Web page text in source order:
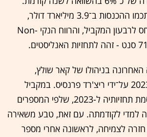
ברבעון הרביעי הסתכמו ההכנסות ב־3.9 מיליארד דולר,
ירידה של 5.3% ביחס לרבעון המקביל, והרווח הנקי Non-
האחרונה בניהולו של קאר שולץ,
שהוחלף בתחילת 2023 על־ידי ריצ'רד פרנסיס. במקביל
לדוחות, טבע מפרסמת תחזיותיה ל-2023, שלפי המספרים
למדי לקודמתה. עם זאת, טבע משאירה
לצמיחה, לראשונה אחרי מספר